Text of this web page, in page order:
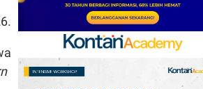
Jadwal Persija vs Arema
FC Perebutan Juara 3
Piala Presiden 2026,
Kick-off Sore Ini